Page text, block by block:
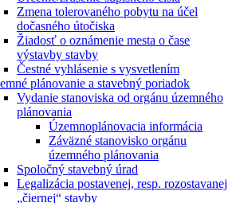
Zmena tolerovaného pobytu na účel
dočasného útočiska
Žiadosť o oznámenie mesta o čase
výstavby stavby
Čestné vyhlásenie s vysvetlením
plánovanie a stavebný poriadok
Vydanie stanoviska od orgánu územného
plánovania
Územnoplánovacia informácia
Záväzné stanovisko orgánu
územného plánovania
Spoločný stavebný úrad
Legalizácia postavenej, resp. rozostavanej
„čiernej“ stavby